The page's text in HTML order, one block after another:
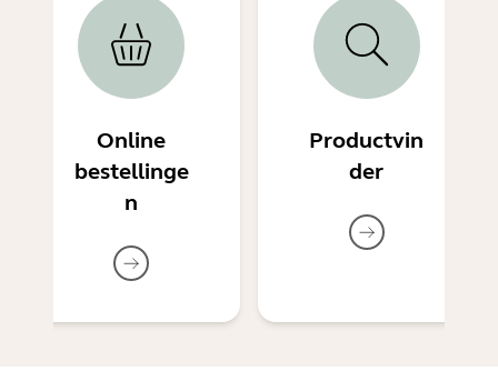
Online
bestellinge
n
Productvin
der